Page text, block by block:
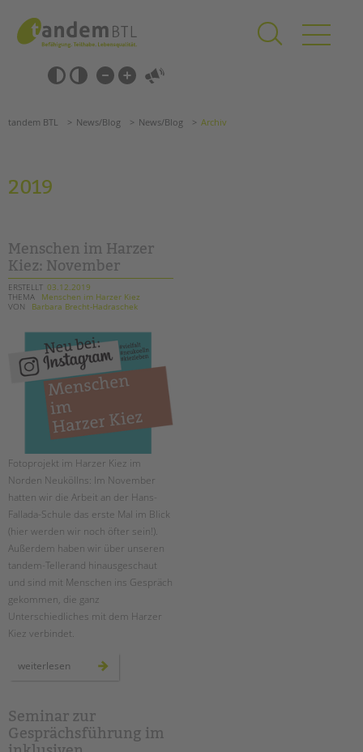
springen
Barrierefrei-
Einstellungen
überspringen
überspringen
Förderzentren
Kollegs
EFöB
Schulbezogene Sozialarbeit
HILFEN ZUR ERZIEHUNG
EINGLIEDERUNGSHILFE
BETREUTES WOHNEN
TANDEM BTL AKADEMIE
Zertfikatskurse
Seminarkalender
Seminarräume
STADTTEILARBEIT
PROFIL | LEITBILD
Bereiche im Überblick
Unsere Videos
schoolcoach BTL
tandem international
Suchen
tandem BTL News/Blog News/Blog Archiv
2019
Menschen im Harzer
Kiez: November
ERSTELLT 03.12.2019
THEMA
Menschen im Harzer Kiez
VON
Barbara Brecht-Hadraschek
Fotoprojekt im Harzer Kiez im
Norden Neuköllns: Im November
hatten wir die Arbeit an der Hans-
Fallada-Schule das erste Mal im Blick
(hier werden wir noch öfter sein!).
Außerdem haben wir über unseren
tandem-Tellerand hinausgeschaut
und sind mit Menschen ins Gespräch
gekommen, die ganz
Unterschiedliches mit dem Harzer
Kiez verbindet.
weiterlesen menschen
Seminar zur
Gesprächsführung im